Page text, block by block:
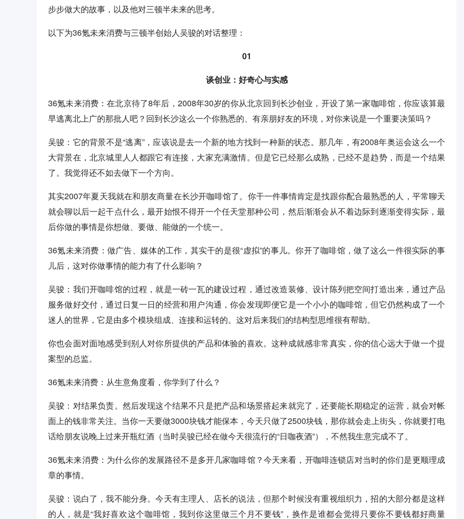
步步做大的故事，以及他对三顿半未来的思考。
以下为36氪未来消费与三顿半创始人吴骏的对话整理：
01
谈创业：好奇心与实感
36氪未来消费：在北京待了8年后，2008年30岁的你从北京回到长沙创业，开设了第一家咖啡馆，你应该算最
早逃离北上广的那批人吧？回到长沙这么一个你熟悉的、有亲朋好友的环境，对你来说是一个重要决策吗？
吴骏：它的背景不是“逃离”，应该说是去一个新的地方找到一种新的状态。那几年，有2008年奥运会这么一个
大背景在，北京城里人人都跟它有连接，大家充满激情。但是它已经那么成熟，已经不是趋势，而是一个结果
了。我觉得还不如去做下一个方向。
其实2007年夏天我就在和朋友商量在长沙开咖啡馆了。你干一件事情肯定是找跟你配合最熟悉的人，平常聊天
就会聊以后一起干点什么，最开始恨不得开一个任天堂那种公司，然后渐渐会从不着边际到逐渐变得实际，最
后你做的事情是你想做、要做、能做的一个统一。
36氪未来消费：做广告、媒体的工作，其实干的是很“虚拟”的事儿。你开了咖啡馆，做了这么一件很实际的事
儿后，这对你做事情的能力有了什么影响？
吴骏：我们开咖啡馆的过程，就是一砖一瓦的建设过程，通过改造装修、设计陈列把空间打造出来，通过产品
服务做好交付，通过日复一日的经营和用户沟通，你会发现即便它是一个小小的咖啡馆，但它仍然构成了一个
迷人的世界，它是由多个模块组成、连接和运转的。这对后来我们的结构型思维很有帮助。
你也会面对面地感受到别人对你所提供的产品和体验的喜欢。这种成就感非常真实，你的信心远大于做一个提
案型的总监。
36氪未来消费：从生意角度看，你学到了什么？
吴骏：对结果负责。然后发现这个结果不只是把产品和场景搭起来就完了，还要能长期稳定的运营，就会对帐
面上的钱非常关注。当你一天要做3000块钱才能保本，今天只做了2500块钱，那你就会走上街头，你就要打电
话给朋友说晚上过来开瓶红酒（当时吴骏已经在做今天很流行的“日咖夜酒”），不然我生意完成不了。
36氪未来消费：为什么你的发展路径不是多开几家咖啡馆？今天来看，开咖啡连锁店对当时的你们是更顺理成
章的事情。
吴骏：说白了，我不能分身。今天有主理人、店长的说法，但那个时候没有重视组织力，招的大部分都是这样
的人，就是“我好喜欢这个咖啡馆，我到你这里做三个月不要钱”，换作是谁都会觉得只要你不要钱都好商量